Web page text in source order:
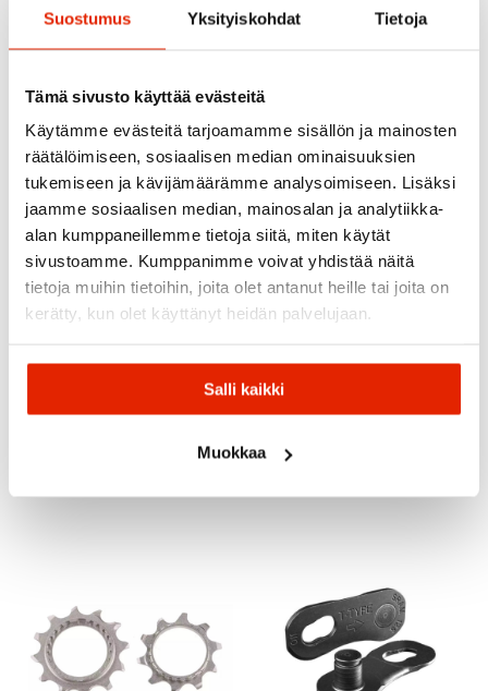
Suostumus Yksityiskohdat Tietoja
Tämä sivusto käyttää evästeitä
Käytämme evästeitä tarjoamamme sisällön ja mainosten
räätälöimiseen, sosiaalisen median ominaisuuksien
tukemiseen ja kävijämäärämme analysoimiseen. Lisäksi
jaamme sosiaalisen median, mainosalan ja analytiikka-
alan kumppaneillemme tietoja siitä, miten käytät
sivustoamme. Kumppanimme voivat yhdistää näitä
tietoja muihin tietoihin, joita olet antanut heille tai joita on
kerätty, kun olet käyttänyt heidän palvelujaan.
Salli kaikki
Muokkaa
M5120 Takavaihtaja,
Sram
Sram Dub/Bsa 68/73mm